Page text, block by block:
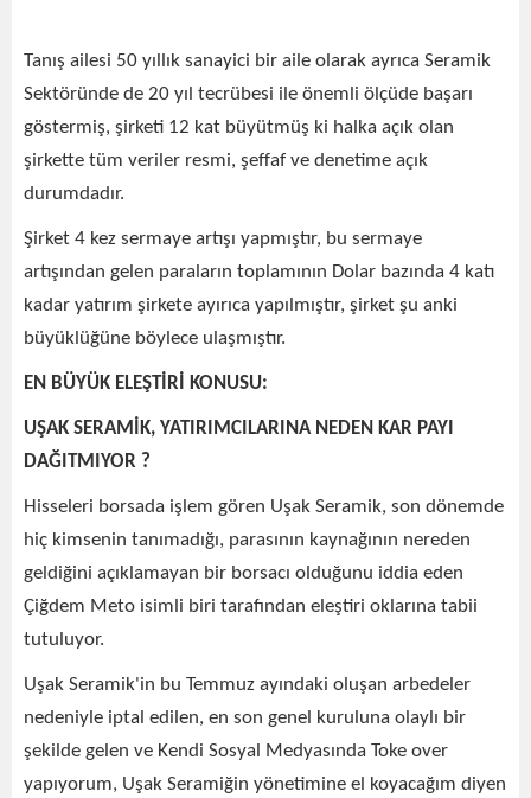
Tanış ailesi 50 yıllık sanayici bir aile olarak ayrıca Seramik
Sektöründe de 20 yıl tecrübesi ile önemli ölçüde başarı
göstermiş, şirketi 12 kat büyütmüş ki halka açık olan
şirkette tüm veriler resmi, şeffaf ve denetime açık
durumdadır.
Şirket 4 kez sermaye artışı yapmıştır, bu sermaye
artışından gelen paraların toplamının Dolar bazında 4 katı
kadar yatırım şirkete ayırıca yapılmıştır, şirket şu anki
büyüklüğüne böylece ulaşmıştır.
EN BÜYÜK ELEŞTİRİ KONUSU:
UŞAK SERAMİK, YATIRIMCILARINA NEDEN KAR PAYI
DAĞITMIYOR ?
Hisseleri borsada işlem gören Uşak Seramik, son dönemde
hiç kimsenin tanımadığı, parasının kaynağının nereden
geldiğini açıklamayan bir borsacı olduğunu iddia eden
Çiğdem Meto isimli biri tarafından eleştiri oklarına tabii
tutuluyor.
Uşak Seramik'in bu Temmuz ayındaki oluşan arbedeler
nedeniyle iptal edilen, en son genel kuruluna olaylı bir
şekilde gelen ve Kendi Sosyal Medyasında Toke over
yapıyorum, Uşak Seramiğin yönetimine el koyacağım diyen